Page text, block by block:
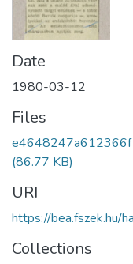
Date
1980-03-12
Files
(86.77 KB)
URI
https://bea.fszek.hu/
Collections